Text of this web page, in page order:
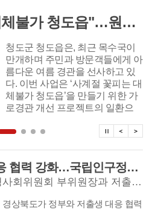
"사계절 꽃피는 대체불가 청도읍"…원정2리 도로변 목수국 만개
​​​​​​​청도군 청도읍은, 최근 목수국이
만개하며 주민과 방문객들에게 아
름다운 여름 경관을 선사하고 있
다. 이번 사업은 ‘사계절 꽃피는 대
체불가 청도읍’을 만들기 위한 가
로경관 개선 프로젝트의 일환으
간을 활용해 쾌적한 보행환경을 탑
탑뉴스
道, 정부와 저출생 대응 협력 강화…국립인구정책연구원 경북 유치 건의
이철우 지사, 저출산고령사회위원회 부위원장과 저출생 대응 논의
경상북도가 정부와 저출생 대응 협력